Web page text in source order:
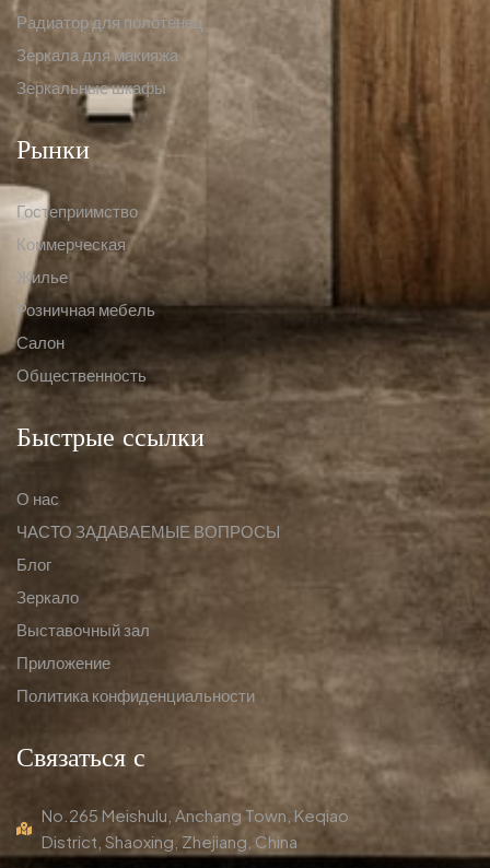
Радиатор для полотенец
Зеркала для макияжа
Зеркальные шкафы
Рынки
Гостеприимство
Коммерческая
Жилье
Розничная мебель
Салон
Общественность
Быстрые ссылки
О нас
ЧАСТО ЗАДАВАЕМЫЕ ВОПРОСЫ
Блог
Зеркало
Выставочный зал
Приложение
Политика конфиденциальности
Связаться с
No.265 Meishulu, Anchang Town, Keqiao
District, Shaoxing, Zhejiang, China